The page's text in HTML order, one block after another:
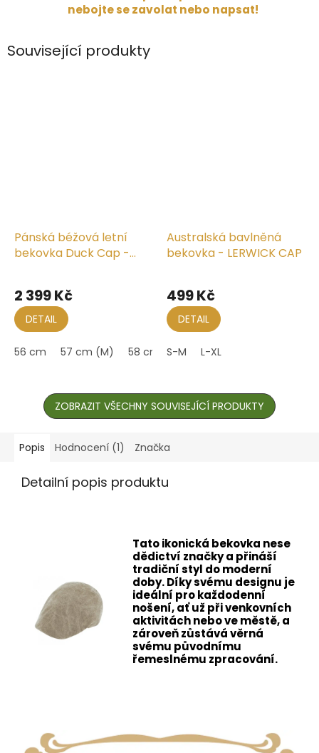
nebojte se zavolat nebo napsat!
Související produkty
Pánská béžová letní
bekovka Duck Cap -
2 399 Kč
DETAIL
56 cm 57 cm (M) 58 cm 59 cm (L)
Australská bavlněná
bekovka - LERWICK CAP
hodnocení
produktu
je
5,0
5
499 Kč
DETAIL
S-M L-XL
ZOBRAZIT VŠECHNY SOUVISEJÍCÍ PRODUKTY
Popis Hodnocení (1) Značka
Detailní popis produktu
Tato ikonická bekovka nese
dědictví značky a přináší
tradiční styl do moderní
doby. Díky svému designu je
ideální pro každodenní
nošení, ať už při venkovních
aktivitách nebo ve městě, a
zároveň zůstává věrná
svému původnímu
řemeslnému zpracování.